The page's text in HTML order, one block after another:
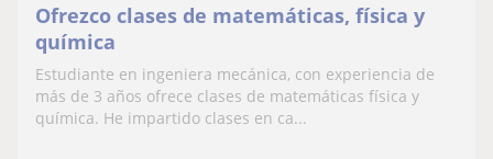
Ofrezco clases de matemáticas, física y
química
Estudiante en ingeniera mecánica, con experiencia de
más de 3 años ofrece clases de matemáticas física y
química. He impartido clases en ca...